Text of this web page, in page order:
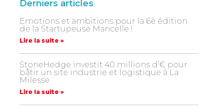
Derniers articles
Emotions et ambitions pour la 6è édition
de la Startupeuse Mancelle !
Lire la suite »
StoneHedge investit 40 millions d’€ pour
bâtir un site industrie et logistique à La
Milesse
Lire la suite »